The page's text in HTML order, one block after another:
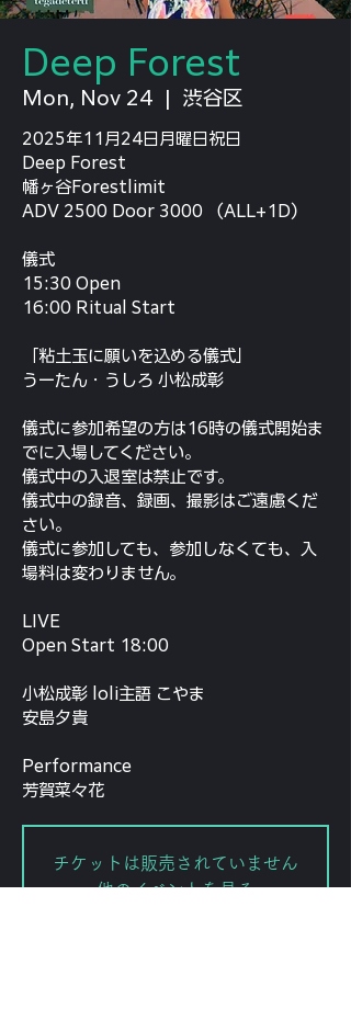
Deep Forest
Mon, Nov 24 渋谷区
2025年11月24日月曜日祝日
Deep Forest
幡ヶ谷Forestlimit
ADV 2500 Door 3000 （ALL+1D）
儀式
15:30 Open
16:00 Ritual Start
「粘土玉に願いを込める儀式」
うーたん・うしろ 小松成彰
儀式に参加希望の方は16時の儀式開始ま
でに入場してください。
儀式中の入退室は禁止です。
儀式中の録音、録画、撮影はご遠慮くだ
さい。
儀式に参加しても、参加しなくても、入
場料は変わりません。
LIVE
Open Start 18:00
小松成彰 loli主語 こやま
安島夕貴
Performance
チケットは販売されていません
他のイベントを見る